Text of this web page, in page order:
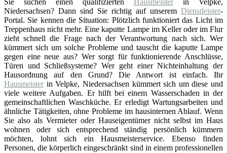
Niedersachsen? Dann sind Sie richtig auf unserem Dienstleister-
Portal. Sie kennen die Situation: Plötzlich funktioniert das Licht im
Treppenhaus nicht mehr. Eine kaputte Lampe im Keller oder im Flur
zieht schnell die Frage nach der Verantwortung nach sich. Wer
kümmert sich um solche Probleme und tauscht die kaputte Lampe
gegen eine neue aus? Wer sorgt für funktionierende Anschlüsse,
Türen und Schließsysteme? Wer geht einer Nichteinhaltung der
Hausordnung auf den Grund? Die Antwort ist einfach. Ihr
Hausmeister in Velpke, Niedersachsen kümmert sich um diese und
viele weitere Aufgaben. Er hilft bei einem Wasserschaden in der
gemeinschaftlichen Waschküche. Er erledigt Wartungsarbeiten und
ähnliche Tätigkeiten, ohne Probleme im hausinternen Ablauf. Wenn
Sie also als Vermieter oder Hauseigentümer nicht selbst im Haus
wohnen oder sich entsprechend ständig persönlich kümmern
möchten, lohnt sich ein Hausmeisterservice. Ebenso finden
Personen, die körperlich eingeschränkt sind in einem professionellen